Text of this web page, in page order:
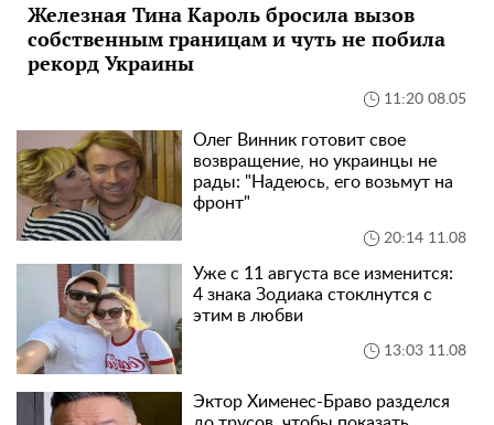
Железная Тина Кароль бросила вызов
собственным границам и чуть не побила
рекорд Украины
11:20 08.05
Олег Винник готовит свое
возвращение, но украинцы не
рады: "Надеюсь, его возьмут на
фронт"
20:14 11.08
Уже с 11 августа все изменится:
4 знака Зодиака стоклнутся с
этим в любви
13:03 11.08
Эктор Хименес-Браво разделся